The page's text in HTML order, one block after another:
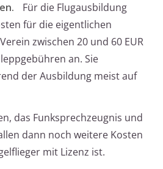
Für die Flugausbildung
für die eigentlichen
zwischen 20 und 60 EUR
an. Sie
der Ausbildung meist auf
das Funksprechzeugnis und
dann noch weitere Kosten
mit Lizenz ist.